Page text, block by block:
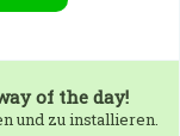
of the day!
und zu installieren.